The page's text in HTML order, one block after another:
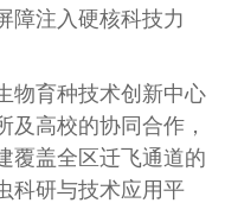
障注入硬核科技力
育种技术创新中心
及高校的协同合作，
覆盖全区迁飞通道的
科研与技术应用平